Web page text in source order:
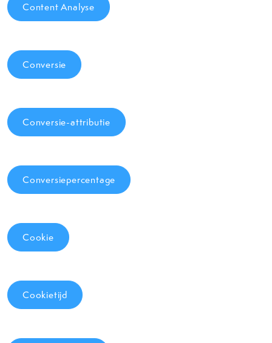
Content Analyse
Conversie
Conversie-attributie
Conversiepercentage
Cookie
Cookietijd